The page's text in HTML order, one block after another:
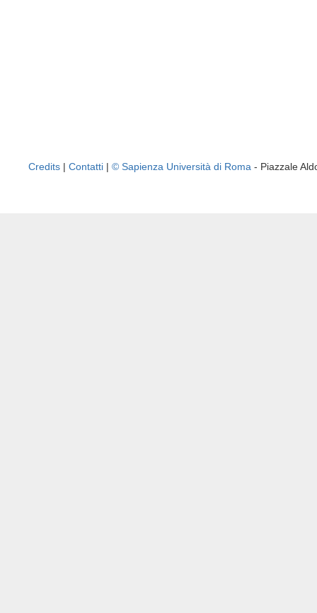
Credits | Contatti | © Sapienza Università di Roma - Piazzale